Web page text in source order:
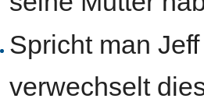
Spricht man
verwechselt